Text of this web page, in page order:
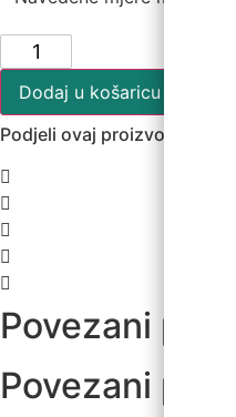
12"
Oblaci
3
kom
količina
Dodaj u košaricu
Podjeli ovaj proizvod na
Povezani
Povezani